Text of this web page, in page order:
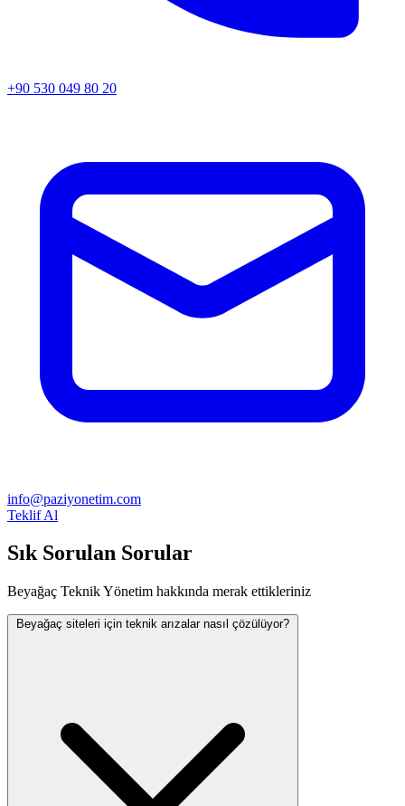
+90 530 049 80 20
info@paziyonetim.com
Teklif Al
Sık Sorulan Sorular
Beyağaç Teknik Yönetim hakkında merak ettikleriniz
Beyağaç siteleri için teknik arızalar nasıl çözülüyor?